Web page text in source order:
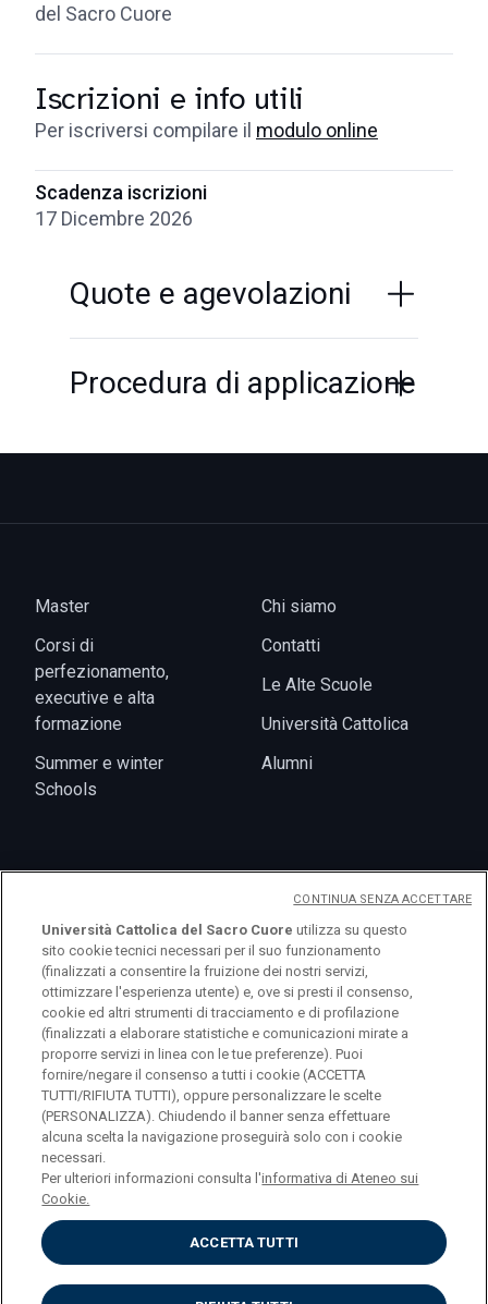
del Sacro Cuore
Iscrizioni e info utili
Per iscriversi compilare il modulo online
Scadenza iscrizioni
17 Dicembre 2026
Quote e agevolazioni
Procedura di applicazione
Master
Corsi di
perfezionamento,
executive e alta
formazione
Summer e winter
Schools
Chi siamo
Contatti
Le Alte Scuole
Università Cattolica
Alumni
© Università Cattolica del Sacro Cuore Largo A.
Gemelli 1, 20123 Milano PI 02133120150
Università Cattolica del Sacro Cuore utilizza su questo
sito cookie tecnici necessari per il suo funzionamento
(finalizzati a consentire la fruizione dei nostri servizi,
ottimizzare l'esperienza utente) e, ove si presti il consenso,
cookie ed altri strumenti di tracciamento e di profilazione
(finalizzati a elaborare statistiche e comunicazioni mirate a
proporre servizi in linea con le tue preferenze). Puoi
fornire/negare il consenso a tutti i cookie (ACCETTA
TUTTI/RIFIUTA TUTTI), oppure personalizzare le scelte
(PERSONALIZZA). Chiudendo il banner senza effettuare
alcuna scelta la navigazione proseguirà solo con i cookie
necessari.
Per ulteriori informazioni consulta l'informativa di Ateneo sui
Cookie.
ACCETTA TUTTI
CONTINUA SENZA ACCETTARE